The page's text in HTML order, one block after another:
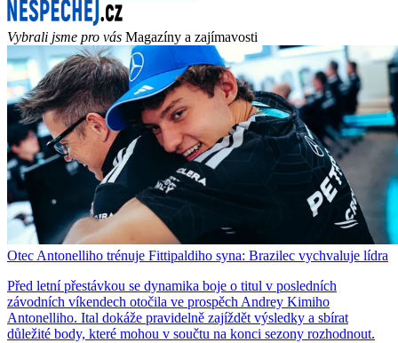
Vybrali jsme pro vás Magazíny a zajímavosti
Otec Antonelliho trénuje Fittipaldiho syna: Brazilec vychvaluje lídra
Před letní přestávkou se dynamika boje o titul v posledních
závodních víkendech otočila ve prospěch Andrey Kimiho
Antonelliho. Ital dokáže pravidelně zajíždět výsledky a sbírat
důležité body, které mohou v součtu na konci sezony rozhodnout.